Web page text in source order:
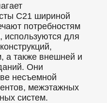
C21 шириной
потребностям
используются для
а также внешней и
Они
несъемной
межэтажных
систем.